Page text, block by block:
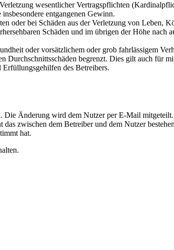
wesentlicher Vertragspflichten
entgangenen Gewinn.
oder bei Schäden aus der Verletzung von Leben,
Schäden und im übrigen der Höhe nach
oder vorsätzlichem oder grob fahrlässigem
begrenzt. Dies gilt auch für
des Betreibers.
Die Änderung wird dem Nutzer per E-Mail mitgeteilt.
zwischen dem Betreiber und dem Nutzer
hat.